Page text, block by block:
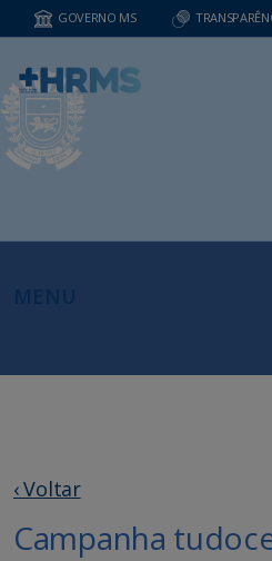
GOVERNO MS
‹ Voltar
Campanha